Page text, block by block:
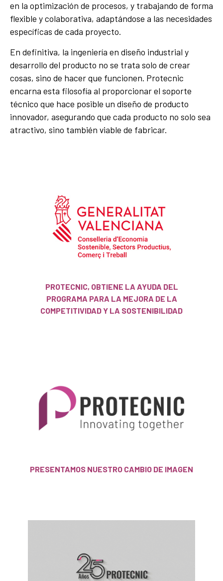
en la optimización de procesos, y trabajando de forma
flexible y colaborativa, adaptándose a las necesidades
específicas de cada proyecto.
En definitiva, la ingeniería en diseño industrial y
desarrollo del producto no se trata solo de crear
cosas, sino de hacer que funcionen. Protecnic
encarna esta filosofía al proporcionar el soporte
técnico que hace posible un diseño de producto
innovador, asegurando que cada producto no solo sea
atractivo, sino también viable de fabricar.
PROTECNIC, OBTIENE LA AYUDA DEL
PROGRAMA PARA LA MEJORA DE LA
COMPETITIVIDAD Y LA SOSTENIBILIDAD
PRESENTAMOS NUESTRO CAMBIO DE IMAGEN